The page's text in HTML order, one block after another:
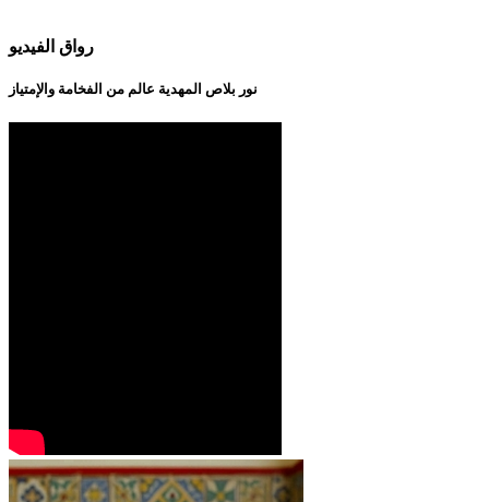
رواق الفيديو
نور بلاص المهدية عالم من الفخامة والإمتياز